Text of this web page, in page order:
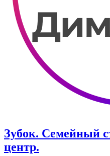
Зубок. Семейный
центр.